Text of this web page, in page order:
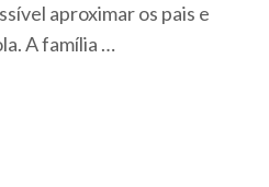
aproximar os pais e
A família …